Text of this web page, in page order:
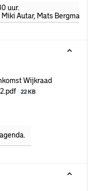
uur.
Autar, Mats Bergman-
Wijkraad
22 KB